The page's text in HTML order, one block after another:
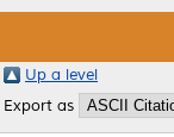
Up a level
Export as